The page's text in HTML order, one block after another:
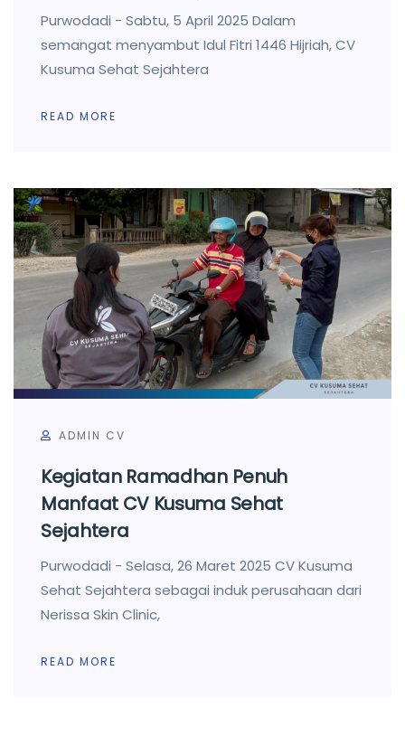
Purwodadi - Sabtu, 5 April 2025 Dalam
semangat menyambut Idul Fitri 1446 Hijriah, CV
Kusuma Sehat Sejahtera
READ MORE
ADMIN CV
Kegiatan Ramadhan Penuh
Manfaat CV Kusuma Sehat
Sejahtera
Purwodadi - Selasa, 26 Maret 2025 CV Kusuma
Sehat Sejahtera sebagai induk perusahaan dari
Nerissa Skin Clinic,
READ MORE